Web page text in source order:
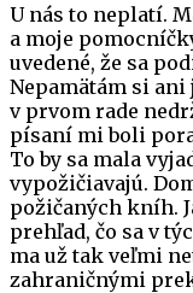
U nás to neplatí.
a moje
uvedené, že sa
Nepamätám si
v prvom rade
písaní mi boli
To by sa mala
vypožičiavajú.
požičaných kníh.
prehľad, čo sa v
ma už tak veľmi
zahraničnými